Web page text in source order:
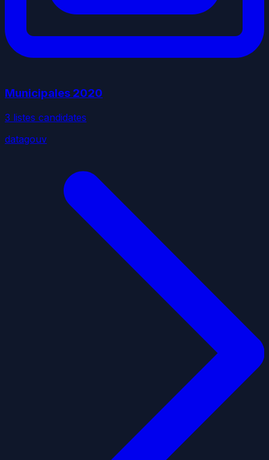
Municipales 2020
3 listes candidates
datagouv